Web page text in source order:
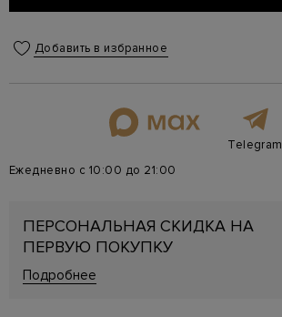
Добавить в избранное
Telegram
Ежедневно с 10:00 до 21:00
ПЕРСОНАЛЬНАЯ СКИДКА НА
ПЕРВУЮ ПОКУПКУ
Подробнее